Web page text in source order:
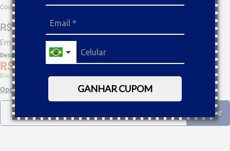
GANHAR CUPOM
Código
R$ 34
Em até 11,38sem juros
Desc. de
R$
Economize 5% à vista com Boleto, PIX
Opções de parcelamento